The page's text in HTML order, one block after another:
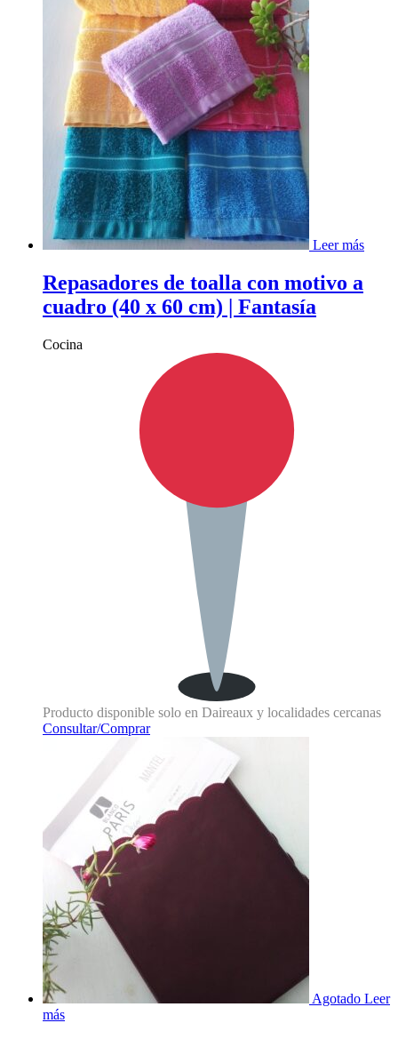
Leer más
Repasadores de toalla con motivo a
cuadro (40 x 60 cm) | Fantasía
Cocina
Producto disponible solo en Daireaux y localidades cercanas
Consultar/Comprar
Agotado Leer
más